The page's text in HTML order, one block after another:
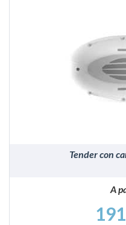
Tender con
A